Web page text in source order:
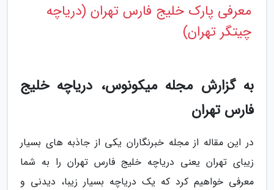
معرفی پارک خلیج فارس تهران (دریاچه
چیتگر تهران)
به گزارش مجله میکونوس، دریاچه خلیج
فارس تهران
در این مقاله از مجله خبرنگاران یکی از جاذبه های بسیار
زیبای تهران یعنی دریاچه خلیج فارس تهران را به شما
معرفی خواهیم کرد که یک دریاچه بسیار زیبا، دیدنی و